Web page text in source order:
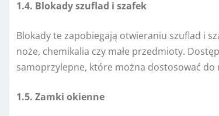
1.4. Blokady szuflad i szafek
Blokady te zapobiegają otwieraniu szuflad i
noże, chemikalia czy małe przedmioty.
samoprzylepne, które można dostosować
1.5. Zamki okienne